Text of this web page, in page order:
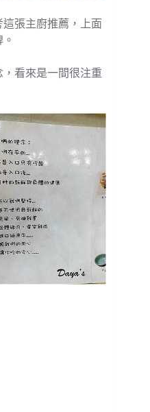
張主廚推薦，上面
，看來是一間很注重